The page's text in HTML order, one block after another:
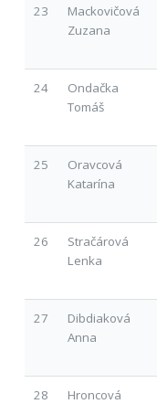
23
Mackovičová
Zuzana
24
Ondačka
Tomáš
25
Oravcová
Katarína
26
Stračárová
Lenka
27
Dibdiaková
Anna
28
Hroncová